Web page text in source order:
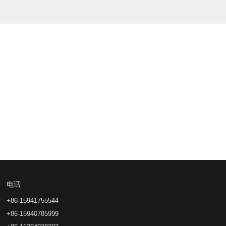
电话
+86-15941755544
+86-15940785999